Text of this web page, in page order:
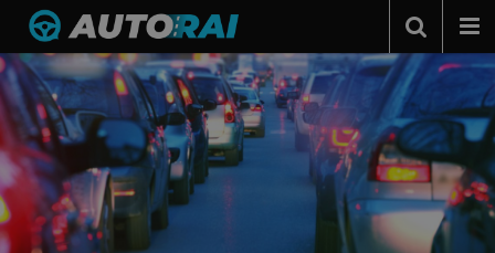
Autonieuws
Podcast
Autotests
Automerken
Adverteren